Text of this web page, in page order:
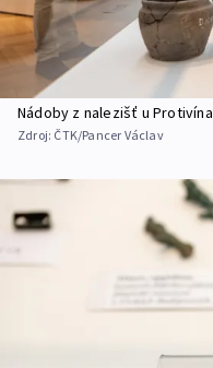
Nádoby z nalezišť u Protivína
Zdroj: ČTK/Pancer Václav